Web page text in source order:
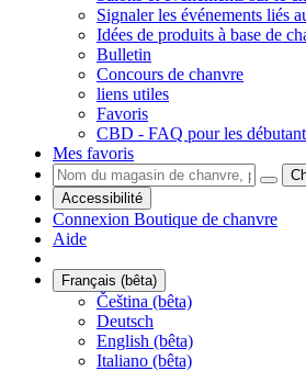
Signaler les événements liés
Idées de produits à base de
Bulletin
Concours de chanvre
liens utiles
Favoris
CBD - FAQ pour les
Mes favoris
Accessibilité
Connexion Boutique de chanvre
Aide
Français (bêta)
Čeština (bêta)
Deutsch
English (bêta)
Italiano (bêta)